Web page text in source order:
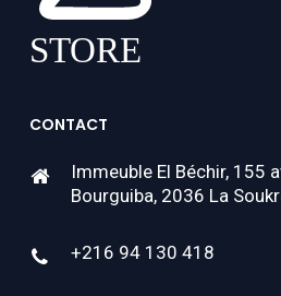
CONTACT
Immeuble El Béchir, 155
Bourguiba, 2036 La
+216 94 130 418